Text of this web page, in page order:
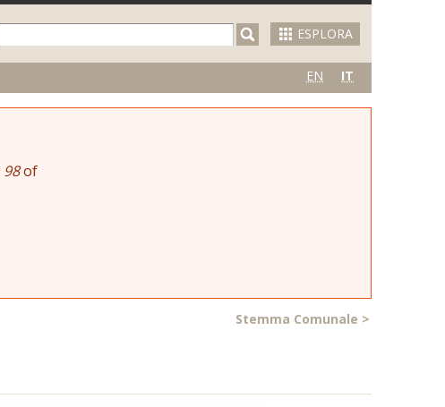
ESPLORA
EN IT
98of
Stemma Comunale >